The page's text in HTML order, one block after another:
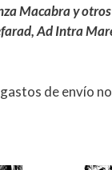
Macabra y
Ad Intra
de envío